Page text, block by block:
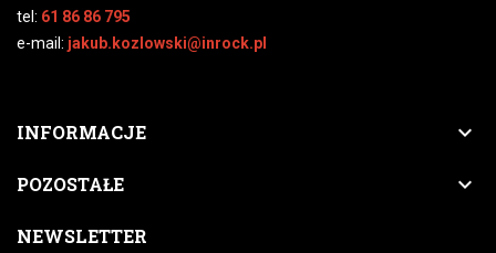
tel: 61 86 86 795
e-mail: jakub.kozlowski@inrock.pl
INFORMACJE 
POZOSTAŁE 
NEWSLETTER